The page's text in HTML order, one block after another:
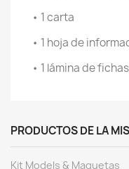
• 1 carta
• 1 hoja de
• 1 lámina de fichas
PRODUCTOS DE LA
Kit Models & Maquetas